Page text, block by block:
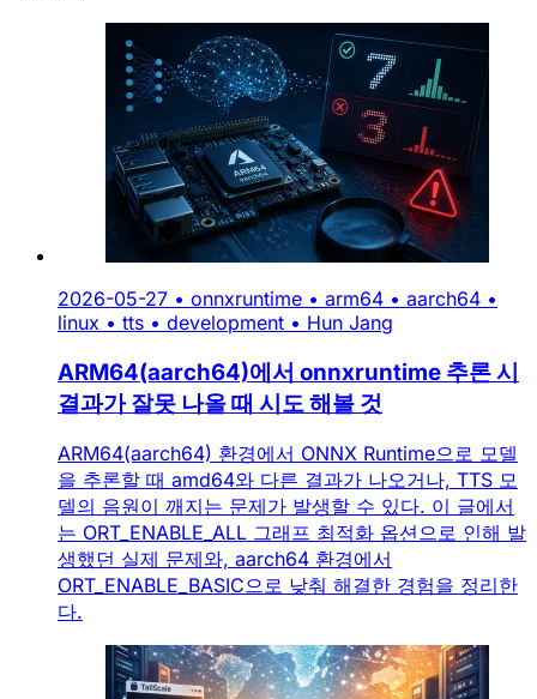
2026-05-27 • onnxruntime • arm64 • aarch64 •
linux • tts • development • Hun Jang
ARM64(aarch64)에서 onnxruntime 추론 시
결과가 잘못 나올 때 시도 해볼 것
ARM64(aarch64) 환경에서 ONNX Runtime으로 모델
을 추론할 때 amd64와 다른 결과가 나오거나, TTS 모
델의 음원이 깨지는 문제가 발생할 수 있다. 이 글에서
는 ORT_ENABLE_ALL 그래프 최적화 옵션으로 인해 발
생했던 실제 문제와, aarch64 환경에서
ORT_ENABLE_BASIC으로 낮춰 해결한 경험을 정리한
다.